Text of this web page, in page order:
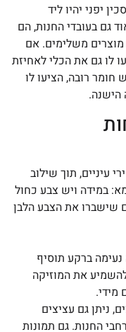
יפני יהיו ליד
גם בעובדי החנות, הם
מוצרים משלימים. אם
לו גם את הכלי לאחיזת
רובה, הציעו לו
הישנה.
עיניים, תוך שילוב
במידה ויש צבע כחול
שישברו את הצבע הלבן
ברקע תוסיף
את המוזיקה
מידי.
ניתן גם עציצים
החנות. גם תמונות